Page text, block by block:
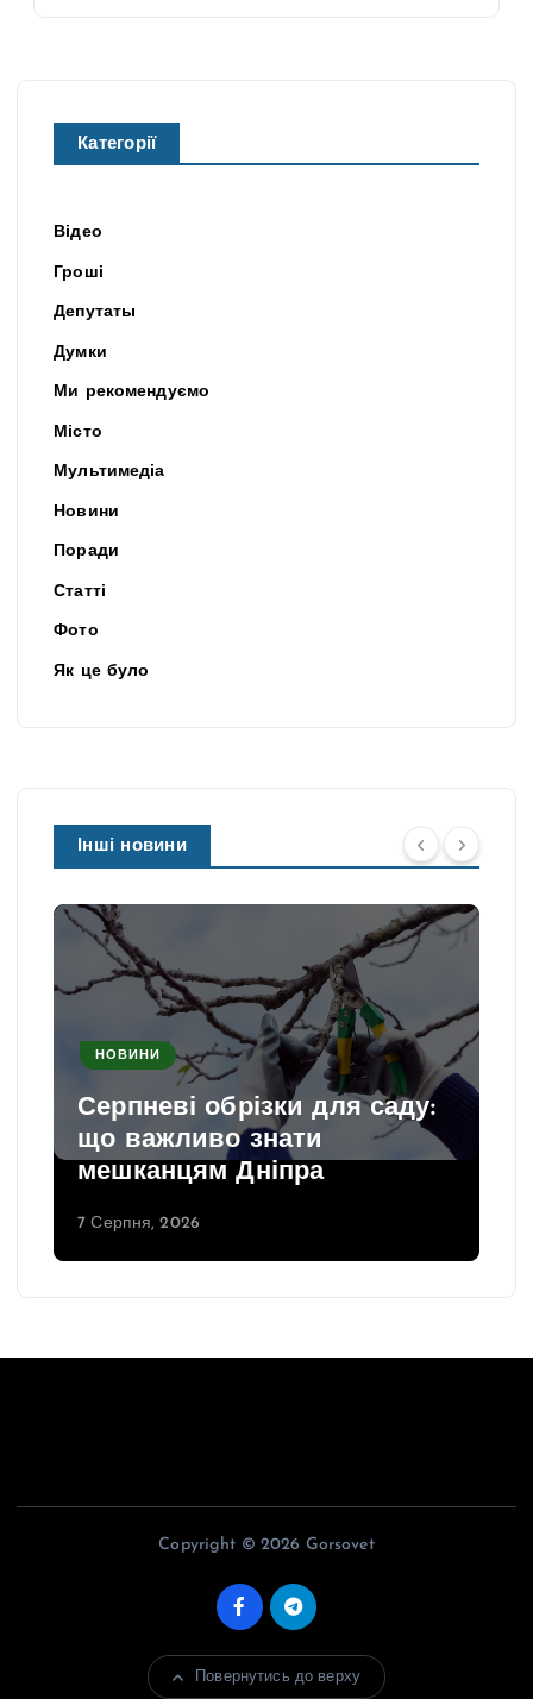
Категорії
Відео
Гроші
Депутаты
Думки
Ми рекомендуємо
Місто
Мультимедіа
Новини
Поради
Статті
Фото
Як це було
Інші новини
НОВИНИ
Серпневі обрізки для саду:
що важливо знати
мешканцям Дніпра
7 Серпня, 2026
Copyright © 2026 Gorsovet
Повернутись до верху